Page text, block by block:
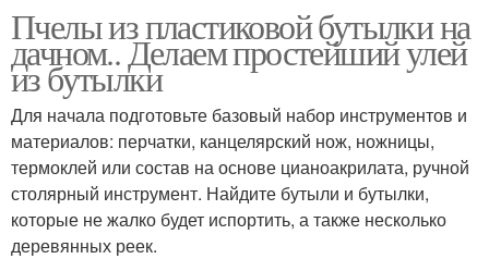
Пчелы из пластиковой бутылки на
дачном.. Делаем простейший улей
из бутылки
Для начала подготовьте базовый набор инструментов и
материалов: перчатки, канцелярский нож, ножницы,
термоклей или состав на основе цианоакрилата, ручной
столярный инструмент. Найдите бутыли и бутылки,
которые не жалко будет испортить, а также несколько
деревянных реек.